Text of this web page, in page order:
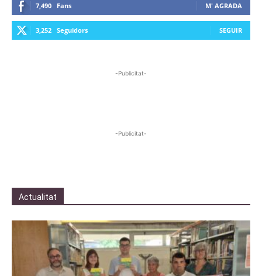
7,490 Fans M' AGRADA
3,252 Seguidors SEGUIR
-Publicitat-
-Publicitat-
Actualitat